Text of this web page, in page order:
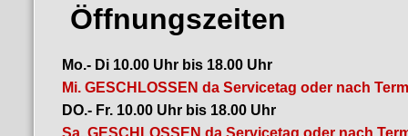
Öffnungszeiten
Mo.- Di 10.00 Uhr bis 18.00 Uhr
Mi. GESCHLOSSEN da Servicetag oder nach
DO.- Fr. 10.00 Uhr bis 18.00 Uhr
Sa. GESCHLOSSEN da Servicetag oder nach